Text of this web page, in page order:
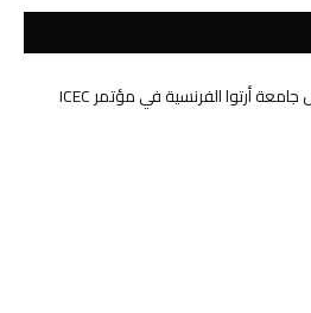
إبنة الفيحاء سنا حسن خالد تمثل جامعة أرتوا الفرنسية في مؤتمر ICEC